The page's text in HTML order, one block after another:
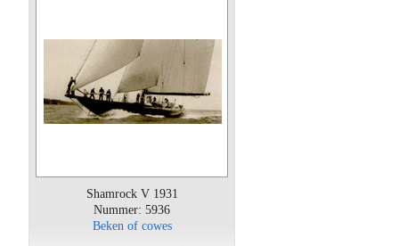
Shamrock V 1931
Nummer: 5936
Beken of cowes